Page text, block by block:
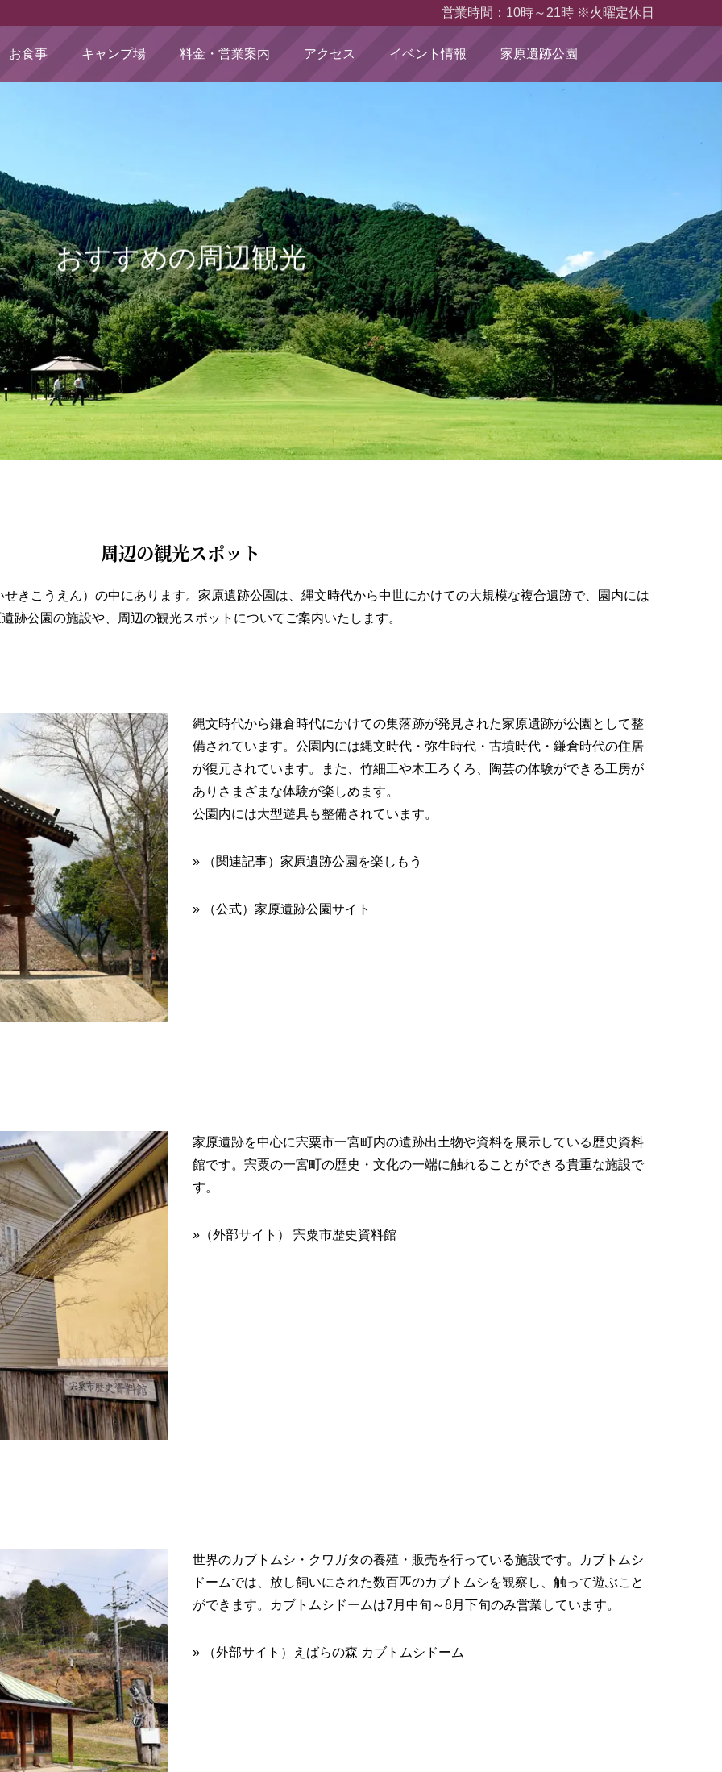
営業時間：10時～21時 ※火曜定休日
お食事 キャンプ場 料金・営業案内 アクセス イベント情報 家原遺跡公園
おすすめの周辺観光
周辺の観光スポット
きこうえん）の中にあります。家原遺跡公園は、縄文時代から中世にかけての大規模な複合遺跡で、園内には
跡公園の施設や、周辺の観光スポットについてご案内いたします。
縄文時代から鎌倉時代にかけての集落跡が発見された家原遺跡が公園として整
備されています。公園内には縄文時代・弥生時代・古墳時代・鎌倉時代の住居
が復元されています。また、竹細工や木工ろくろ、陶芸の体験ができる工房が
ありさまざまな体験が楽しめます。
公園内には大型遊具も整備されています。
» （関連記事）家原遺跡公園を楽しもう
» （公式）家原遺跡公園サイト
家原遺跡を中心に宍粟市一宮町内の遺跡出土物や資料を展示している歴史資料
館です。宍粟の一宮町の歴史・文化の一端に触れることができる貴重な施設で
す。
»（外部サイト） 宍粟市歴史資料館
世界のカブトムシ・クワガタの養殖・販売を行っている施設です。カブトムシ
ドームでは、放し飼いにされた数百匹のカブトムシを観察し、触って遊ぶこと
ができます。カブトムシドームは7月中旬～8月下旬のみ営業しています。
» （外部サイト）えばらの森 カブトムシドーム